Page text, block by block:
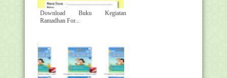
Download Buku Kegiatan
Ramadhan For...